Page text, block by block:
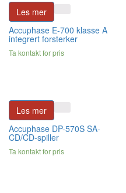
Les mer
Accuphase E-700 klasse A
integrert forsterker
Ta kontakt for pris
Les mer
Accuphase DP-570S SA-
CD/CD-spiller
Ta kontakt for pris